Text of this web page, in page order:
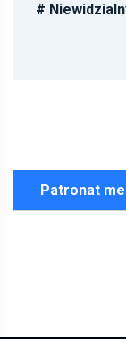
#
Patronat